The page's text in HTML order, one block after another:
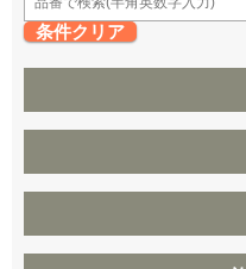
条件クリア